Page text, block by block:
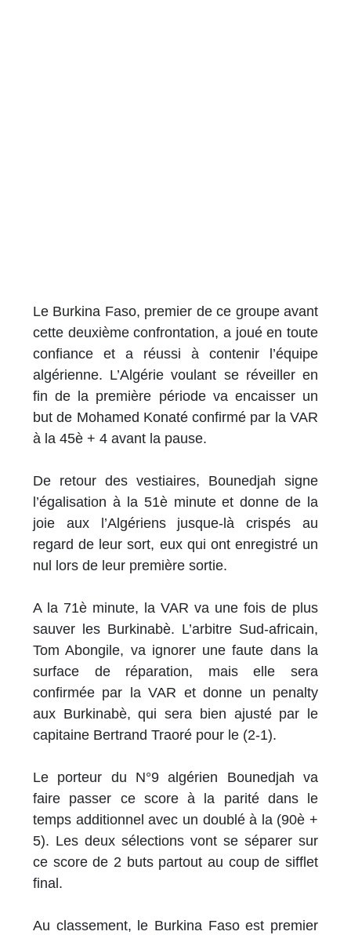
Le Burkina Faso, premier de ce groupe avant
cette deuxième confrontation, a joué en toute
confiance et a réussi à contenir l’équipe
algérienne. L’Algérie voulant se réveiller en
fin de la première période va encaisser un
but de Mohamed Konaté confirmé par la VAR
à la 45è + 4 avant la pause.
De retour des vestiaires, Bounedjah signe
l’égalisation à la 51è minute et donne de la
joie aux l’Algériens jusque-là crispés au
regard de leur sort, eux qui ont enregistré un
nul lors de leur première sortie.
A la 71è minute, la VAR va une fois de plus
sauver les Burkinabè. L’arbitre Sud-africain,
Tom Abongile, va ignorer une faute dans la
surface de réparation, mais elle sera
confirmée par la VAR et donne un penalty
aux Burkinabè, qui sera bien ajusté par le
capitaine Bertrand Traoré pour le (2-1).
Le porteur du N°9 algérien Bounedjah va
faire passer ce score à la parité dans le
temps additionnel avec un doublé à la (90è +
5). Les deux sélections vont se séparer sur
ce score de 2 buts partout au coup de sifflet
final.
Au classement, le Burkina Faso est premier